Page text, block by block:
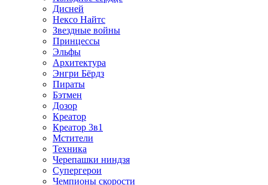
Дисней
Нексо Найтс
Звездные войны
Принцессы
Эльфы
Архитектура
Энгри Бёрдз
Пираты
Бэтмен
Дозор
Креатор
Креатор 3в1
Мстители
Техника
Черепашки ниндзя
Супергерои
Чемпионы скорости